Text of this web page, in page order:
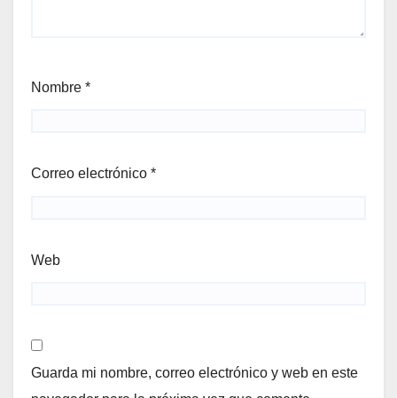
Nombre *
Correo electrónico *
Web
Guarda mi nombre, correo electrónico y web en este